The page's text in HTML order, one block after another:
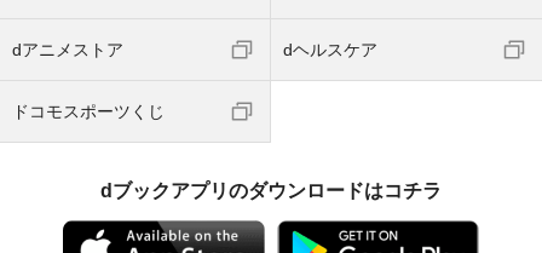
dアニメストア dヘルスケア
ドコモスポーツくじ
dブックアプリのダウンロードはコチラ